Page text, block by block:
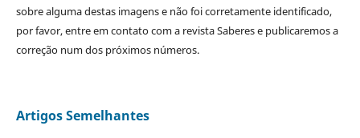
sobre alguma destas imagens e não foi corretamente identificado,
por favor, entre em contato com a revista Saberes e publicaremos a
correção num dos próximos números.
Artigos Semelhantes